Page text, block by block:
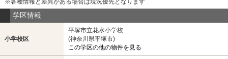
※各種情報と差異がある場合は現況優先となります
学区情報
小学校区
平塚市立花水小学校
(神奈川県平塚市)
この学区の他の物件を見る